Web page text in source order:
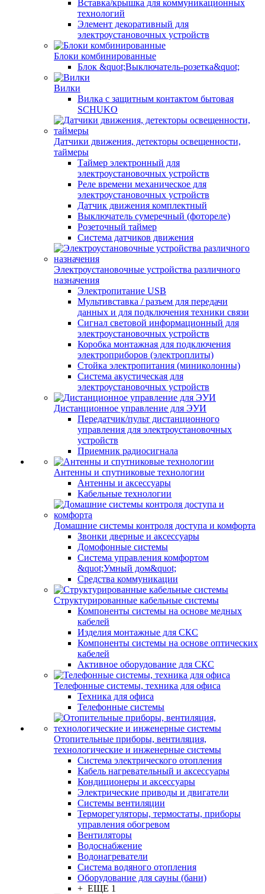
Вставка/крышка для коммуникационных
технологий
Элемент декоративный для
электроустановочных устройств
Блоки комбинированные
Блок &quot;Выключатель-розетка&quot;
Вилки
Вилка с защитным контактом бытовая
SCHUKO
Датчики движения, детекторы освещенности,
таймеры
Таймер электронный для
электроустановочных устройств
Реле времени механическое для
электроустановочных устройств
Датчик движения комплектный
Выключатель сумеречный (фотореле)
Розеточный таймер
Система датчиков движения
Электроустановочные устройства различного
назначения
Электропитание USB
Мультивставка / разъем для передачи
данных и для подключения техники связи
Сигнал световой информационный для
электроустановочных устройств
Коробка монтажная для подключения
электроприборов (электроплиты)
Стойка электропитания (миниколонны)
Система акустическая для
электроустановочных устройств
Дистанционное управление для ЭУИ
Передатчик/пульт дистанционного
управления для электроустановочных
устройств
Приемник радиосигнала
Антенны и спутниковые технологии
Антенны и аксессуары
Кабельные технологии
Домашние системы контроля доступа и комфорта
Звонки дверные и аксессуары
Домофонные системы
Система управления комфортом
&quot;Умный дом&quot;
Средства коммуникации
Структурированные кабельные системы
Компоненты системы на основе медных
кабелей
Изделия монтажные для СКС
Компоненты системы на основе оптических
кабелей
Активное оборудование для СКС
Телефонные системы, техника для офиса
Техника для офиса
Телефонные системы
Отопительные приборы, вентиляция,
технологические и инженерные системы
Система электрического отопления
Кабель нагревательный и аксессуары
Кондиционеры и аксессуары
Электрические приводы и двигатели
Системы вентиляции
Терморегуляторы, термостаты, приборы
управления обогревом
Вентиляторы
Водоснабжение
Водонагреватели
Система водяного отопления
Оборудование для сауны (бани)
+ ЕЩЕ 1